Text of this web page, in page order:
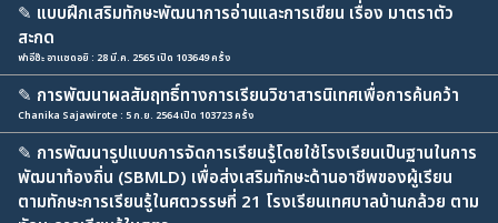
✎ แบบฝึกเสริมทักษะพัฒนาการอ่านและการเขียน เรื่อง มาตราตัว
สะกด
ฟาอีซ๊ะ อาแซดอยิ : 28 มี.ค. 2565 เปิด 103649 ครั้ง
✎ การพัฒนาผลสัมฤทธิ์ทางการเรียนวิชาสารนิเทศเพื่อการค้นคว้า
Chanika Sajawirote : 5 ก.ย. 2564 เปิด 103723 ครั้ง
✎ การพัฒนารูปแบบการจัดการเรียนรู้โดยใช้โรงเรียนเป็นฐานในการ
พัฒนาท้องถิ่น (SBMLD) เพื่อส่งเสริมทักษะด้านอาชีพของผู้เรียน
ตามทักษะการเรียนรู้ในศตวรรษที่ 21 โรงเรียนเทศบาลบ้านกล้วย ตาม